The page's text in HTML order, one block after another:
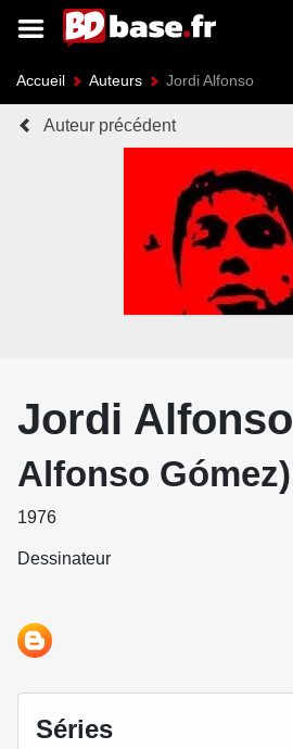
Accueil Auteurs Jordi Alfonso
Auteur précédent
Jordi Alfonso
Alfonso Gómez)
1976
Dessinateur
Séries